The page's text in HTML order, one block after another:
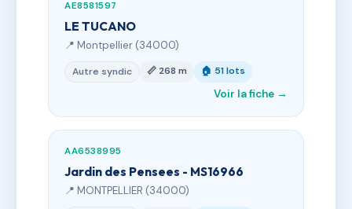
AE8581597
LE TUCANO
📍 Montpellier (34000)
Autre syndic 📏 268 m 🏠 51 lots
Voir la fiche →
AA6538995
Jardin des Pensees - MS16966
📍 MONTPELLIER (34000)